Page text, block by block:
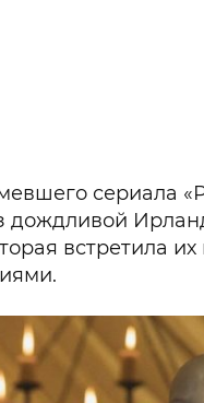
сериала
дождливой
встретила